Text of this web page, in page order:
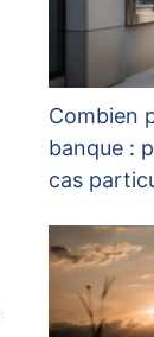
Combien
banque :
cas